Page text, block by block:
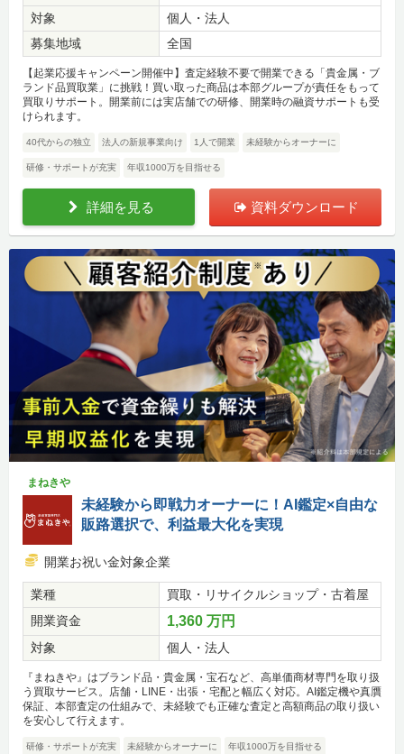
対象
個人・法人
募集地域
全国
【起業応援キャンペーン開催中】査定経験不要で開業できる「貴金属・ブ
ランド品買取業」に挑戦！買い取った商品は本部グループが責任をもって
買取りサポート。開業前には実店舗での研修、開業時の融資サポートも受
けられます。
40代からの独立 法人の新規事業向け 1人で開業 未経験からオーナーに
研修・サポートが充実 年収1000万を目指せる
詳細を見る 資料ダウンロード
まねきや
未経験から即戦力オーナーに！AI鑑定×自由な
販路選択で、利益最大化を実現
開業お祝い金対象企業
業種
買取・リサイクルショップ・古着屋
開業資金
1,360 万円
対象 個人・法人
『まねきや』はブランド品・貴金属・宝石など、高単価商材専門を取り扱
う買取サービス。店舗・LINE・出張・宅配と幅広く対応。AI鑑定機や真贋
保証、本部査定の仕組みで、未経験でも正確な査定と高額商品の取り扱い
を安心して行えます。
研修・サポートが充実 未経験からオーナーに 年収1000万を目指せる